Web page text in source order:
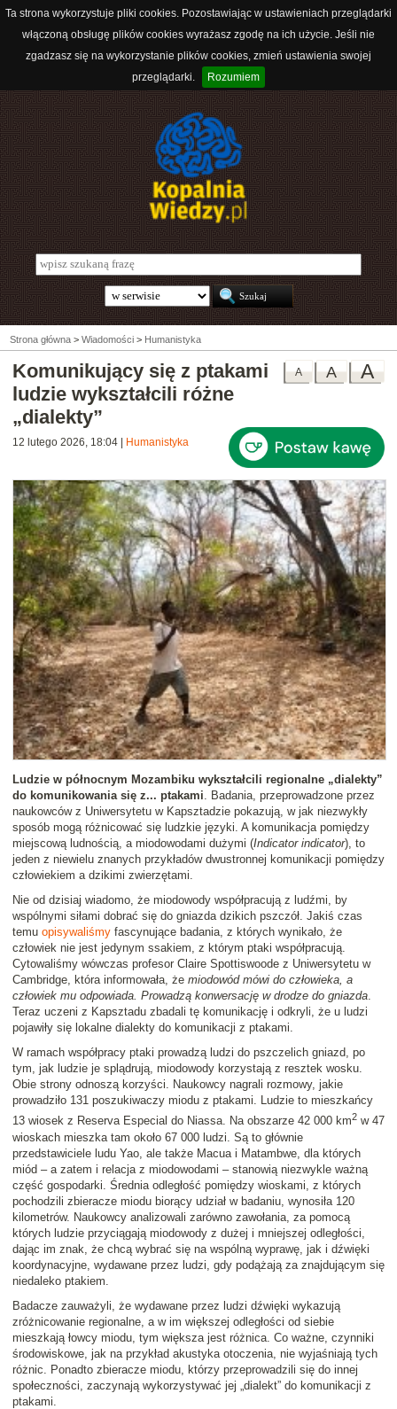
Ta strona wykorzystuje pliki cookies. Pozostawiając w ustawieniach przeglądarki
włączoną obsługę plików cookies wyrażasz zgodę na ich użycie. Jeśli nie
zgadzasz się na wykorzystanie plików cookies, zmień ustawienia swojej
przeglądarki.
Rozumiem
Strona główna > Wiadomości > Humanistyka
A
A
A
Komunikujący się z ptakami
ludzie wykształcili różne
„dialekty”
12 lutego 2026, 18:04 Humanistyka
Ludzie w północnym Mozambiku wykształcili regionalne „dialekty”
do komunikowania się z... ptakami. Badania, przeprowadzone przez
naukowców z Uniwersytetu w Kapsztadzie pokazują, w jak niezwykły
sposób mogą różnicować się ludzkie języki. A komunikacja pomiędzy
miejscową ludnością, a miodowodami dużymi (Indicator indicator), to
jeden z niewielu znanych przykładów dwustronnej komunikacji pomiędzy
człowiekiem a dzikimi zwierzętami.
Nie od dzisiaj wiadomo, że miodowody współpracują z ludźmi, by
wspólnymi siłami dobrać się do gniazda dzikich pszczół. Jakiś czas
temu opisywaliśmy fascynujące badania, z których wynikało, że
człowiek nie jest jedynym ssakiem, z którym ptaki współpracują.
Cytowaliśmy wówczas profesor Claire Spottiswoode z Uniwersytetu w
Cambridge, która informowała, że miodowód mówi do człowieka, a
człowiek mu odpowiada. Prowadzą konwersację w drodze do gniazda.
Teraz uczeni z Kapsztadu zbadali tę komunikację i odkryli, że u ludzi
pojawiły się lokalne dialekty do komunikacji z ptakami.
W ramach współpracy ptaki prowadzą ludzi do pszczelich gniazd, po
tym, jak ludzie je splądrują, miodowody korzystają z resztek wosku.
Obie strony odnoszą korzyści. Naukowcy nagrali rozmowy, jakie
prowadziło 131 poszukiwaczy miodu z ptakami. Ludzie to mieszkańcy
13 wiosek z Reserva Especial do Niassa. Na obszarze 42 000 km2 w 47
wioskach mieszka tam około 67 000 ludzi. Są to głównie
przedstawiciele ludu Yao, ale także Macua i Matambwe, dla których
miód – a zatem i relacja z miodowodami – stanowią niezwykle ważną
część gospodarki. Średnia odległość pomiędzy wioskami, z których
pochodzili zbieracze miodu biorący udział w badaniu, wynosiła 120
kilometrów. Naukowcy analizowali zarówno zawołania, za pomocą
których ludzie przyciągają miodowody z dużej i mniejszej odległości,
dając im znak, że chcą wybrać się na wspólną wyprawę, jak i dźwięki
koordynacyjne, wydawane przez ludzi, gdy podążają za znajdującym się
niedaleko ptakiem.
Badacze zauważyli, że wydawane przez ludzi dźwięki wykazują
zróżnicowanie regionalne, a w im większej odległości od siebie
mieszkają łowcy miodu, tym większa jest różnica. Co ważne, czynniki
środowiskowe, jak na przykład akustyka otoczenia, nie wyjaśniają tych
różnic. Ponadto zbieracze miodu, którzy przeprowadzili się do innej
społeczności, zaczynają wykorzystywać jej „dialekt” do komunikacji z
ptakami.